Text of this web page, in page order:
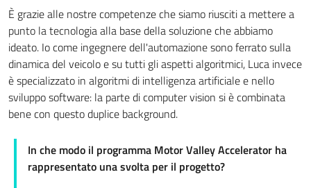
È grazie alle nostre competenze che siamo riusciti a mettere a
punto la tecnologia alla base della soluzione che abbiamo
ideato. Io come ingegnere dell'automazione sono ferrato sulla
dinamica del veicolo e su tutti gli aspetti algoritmici, Luca invece
è specializzato in algoritmi di intelligenza artificiale e nello
sviluppo software: la parte di computer vision si è combinata
bene con questo duplice background.
In che modo il programma Motor Valley Accelerator ha
rappresentato una svolta per il progetto?